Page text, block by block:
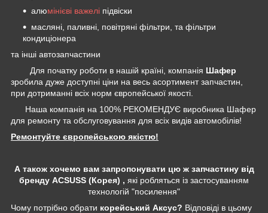
алюмінієві важелі підвіски
масляні, паливні, повітряні фільтри, та фільтри
кондиціонера
та інші автозапчастини
Для початку роботи в нашій країні, компанія Шафер
зробила дуже доступні ціни на весь асортимент запчастин,
при дотриманні всіх норм європейської якості.
Наша компанія на 100% РЕКОМЕНДУЄ виробника Шафер
для ремонту та обслуговування для всіх видів автомобілів!
Ремонтуйте європейською якістю!
А також хочемо вам запропонувати цю ж запчастину від
бренду ACSUSS (Корея) , які робляться із застосуванням
технологій "посилення"
Чому потрібно обрати корейський Аксус? Відповіді в цьому